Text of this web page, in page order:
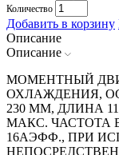
Количество
Добавить в корзину
Описание
Описание
МОМЕНТНЫЙ
ОХЛАЖДЕНИЯ,
230 ММ, ДЛИНА
МАКС. ЧАСТОТА
16АЭФФ., ПРИ